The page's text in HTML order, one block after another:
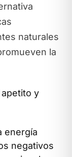
naturales
la
y
energía
negativos